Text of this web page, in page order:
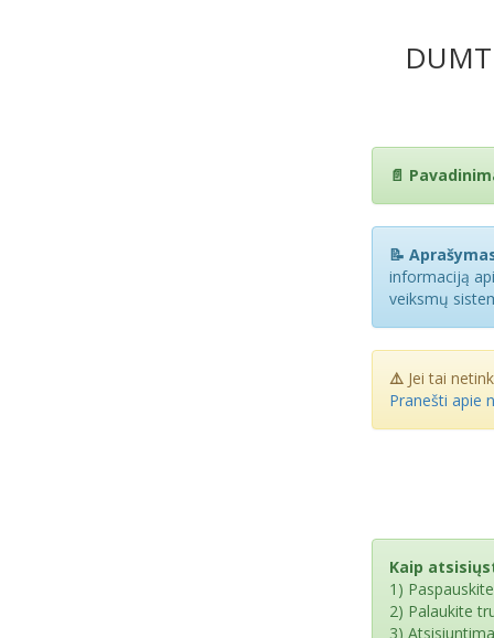
📄
📝
informaciją
veiksmų
⚠️ Jei tai
Pranešti apie
Kaip
1)
2) Palaukite
3)